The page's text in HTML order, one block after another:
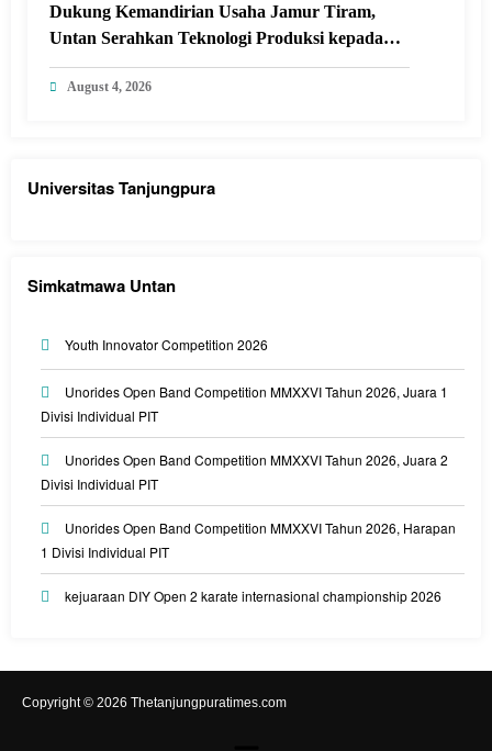
Dukung Kemandirian Usaha Jamur Tiram,
Untan Serahkan Teknologi Produksi kepada
Kelompok Tani Desa Arang Limbung
August 4, 2026
Universitas Tanjungpura
Simkatmawa Untan
Youth Innovator Competition 2026
Unorides Open Band Competition MMXXVI Tahun 2026, Juara 1
Divisi Individual PIT
Unorides Open Band Competition MMXXVI Tahun 2026, Juara 2
Divisi Individual PIT
Unorides Open Band Competition MMXXVI Tahun 2026, Harapan
1 Divisi Individual PIT
kejuaraan DIY Open 2 karate internasional championship 2026
Copyright © 2026 Thetanjungpuratimes.com